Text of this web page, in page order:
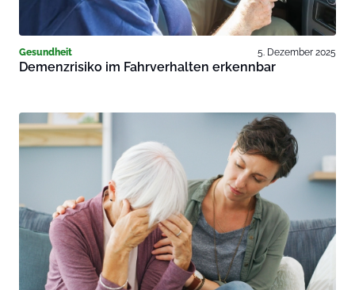
Gesundheit 5. Dezember 2025
Demenzrisiko im Fahrverhalten erkennbar